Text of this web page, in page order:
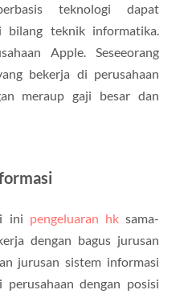
teknologi dapat
bilang teknik informatika.
Apple. Seseeorang
bekerja di perusahaan
meraup gaji besar dan
ini pengeluaran hksama-
dengan bagus jurusan
jurusan sistem informasi
dengan posisi